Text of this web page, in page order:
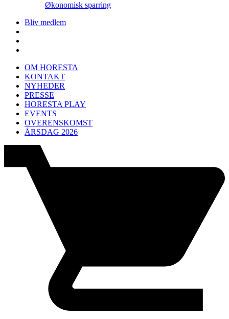
Økonomisk sparring
Bliv medlem
OM HORESTA
KONTAKT
NYHEDER
PRESSE
HORESTA PLAY
EVENTS
OVERENSKOMST
ÅRSDAG 2026